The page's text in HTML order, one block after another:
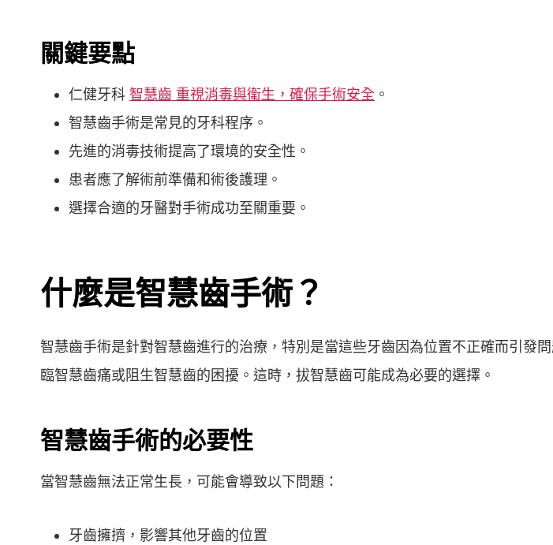
關鍵要點
仁健牙科 智慧齒 重視消毒與衛生，確保手術安全 。
智慧齒手術是常見的牙科程序。
先進的消毒技術提高了環境的安全性。
患者應了解術前準備和術後護理。
選擇合適的牙醫對手術成功至關重要。
什麼是智慧齒手術？
智慧齒手術是針對智慧齒進行的治療，特別是當這些牙齒因為位置不正確而引發
臨智慧齒痛或阻生智慧齒的困擾。這時，拔智慧齒可能成為必要的選擇。
智慧齒手術的必要性
當智慧齒無法正常生長，可能會導致以下問題：
牙齒擁擠，影響其他牙齒的位置